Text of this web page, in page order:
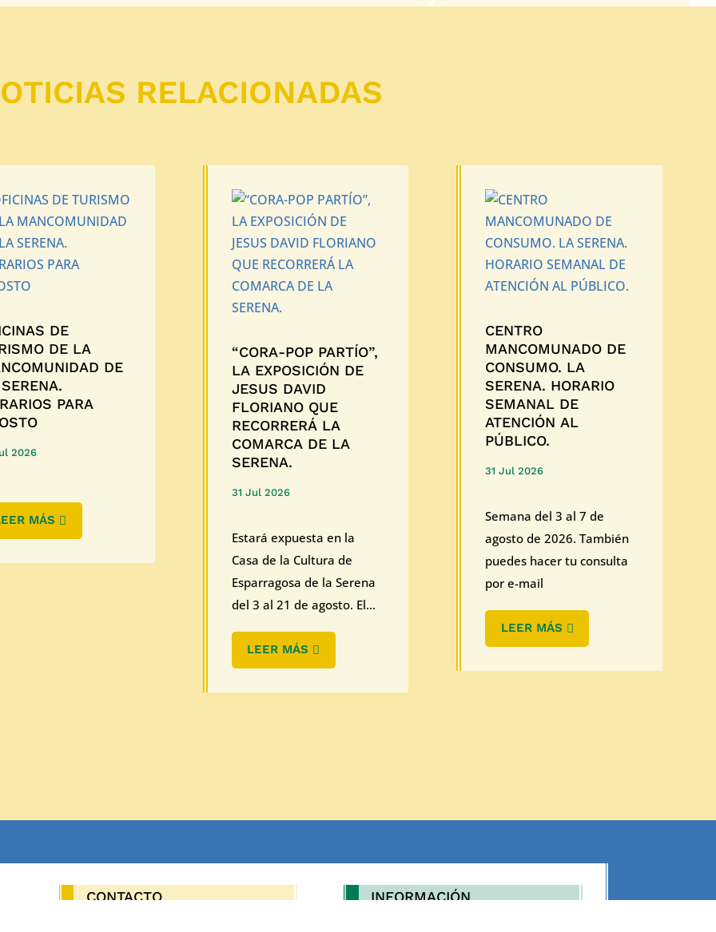
RELACIONADAS
DE
DE LA
DE
PARA
2026
MÁS
“CORA-POP PARTÍO”,
LA EXPOSICIÓN DE
JESUS DAVID
FLORIANO QUE
RECORRERÁ LA
COMARCA DE LA
SERENA.
31 Jul 2026
Estará expuesta en la
Casa de la Cultura de
Esparragosa de la Serena
del 3 al 21 de agosto. El...
LEER MÁS
CENTRO
MANCOMUNADO DE
CONSUMO. LA
SERENA. HORARIO
SEMANAL DE
ATENCIÓN AL
PÚBLICO.
31 Jul 2026
Semana del 3 al 7 de
agosto de 2026. También
puedes hacer tu consulta
por e-mail
LEER MÁS
CONTACTO INFORMACIÓN